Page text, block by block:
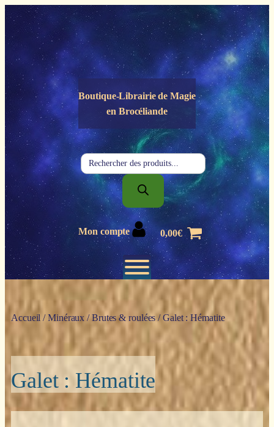
Panneau de gestion des cookies
Boutique-Librairie deMagie
en Brocéliande
Recherche
de
produits
Mon compte 0,00€
Accueil /Minéraux /Brutes & roulées / Galet : Hématite
Galet : Hématite